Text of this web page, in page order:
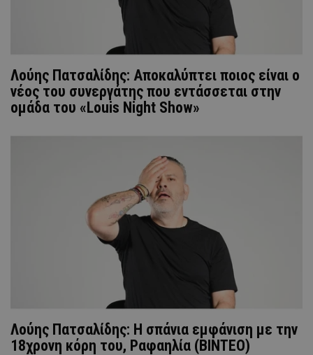
Λούης Πατσαλίδης: Αποκαλύπτει ποιος είναι ο
νέος του συνεργάτης που εντάσσεται στην
ομάδα του «Louis Night Show»
Λούης Πατσαλίδης: Η σπάνια εμφάνιση με την
18χρονη κόρη του, Ραφαηλία (ΒΙΝΤΕΟ)